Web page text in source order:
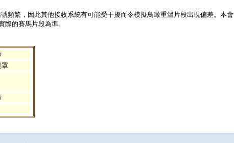
頻繁，因此其他接收系統有可能受干擾而令模擬鳥瞰重溫片段出現偏差。本會
的賽馬片段為準。
罩